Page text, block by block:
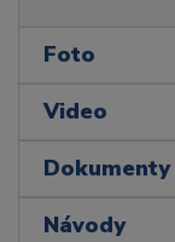
Foto
Video
Dokumenty
Návody